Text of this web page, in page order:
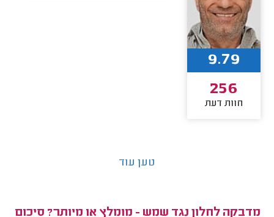
9.79
256
חוות דעת
טען עוד
מדבקה לחלון נגד שמש - מומלץ או מיותר? סיכום